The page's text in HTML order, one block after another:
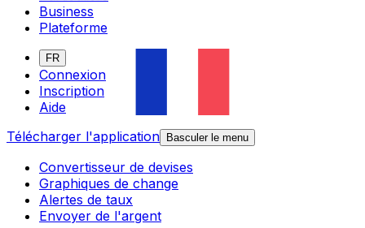
Business
Plateforme
FR
Connexion
Inscription
Aide
Télécharger l'application
Basculer le menu
Convertisseur de devises
Graphiques de change
Alertes de taux
Envoyer de l'argent